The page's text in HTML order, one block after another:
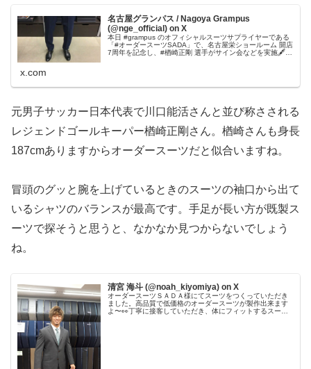
名古屋グランパス / Nagoya Grampus
(@nge_official) on X
本日 #grampus のオフィシャルスーツサプライヤーである
「#オーダースーツSADA」で、名古屋栄ショールーム 開店
7周年を記念し、#楢崎正剛 選手がサイン会などを実施🖋️ス
x.com
元男子サッカー日本代表で川口能活さんと並び称さされる
レジェンドゴールキーパー楢崎正剛さん。楢崎さんも身長
187cmありますからオーダースーツだと似合いますね。
冒頭のグッと腕を上げているときのスーツの袖口から出て
いるシャツのバランスが最高です。手足が長い方が既製ス
ーツで探そうと思うと、なかなか見つからないでしょう
ね。
清宮 海斗 (@noah_kiyomiya) on X
オーダースーツＳＡＤＡ様にてスーツをつくっていただき
ました。高品質で低価格のオーダースーツが製作出来ます
よ〜👀丁寧に接客していただき、体にフィットするスーツ